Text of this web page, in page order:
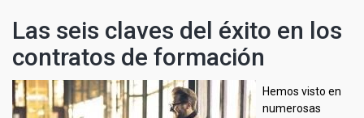
Las seis claves del éxito en los
contratos de formación
Hemos visto en
numerosas